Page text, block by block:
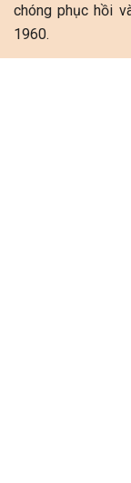
chóng phục hồi
1960.